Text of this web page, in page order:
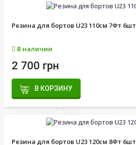
Резина для бортов U23 110см 7Фт 6шт
В наличии
2 700 грн
В КОРЗИНУ
Резина для бортов U23 120см 8Фт 6шт